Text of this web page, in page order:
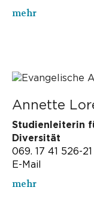
mehr
Annette
Studienleiterin
Diversität
069. 17 41 526-21
E-Mail
mehr